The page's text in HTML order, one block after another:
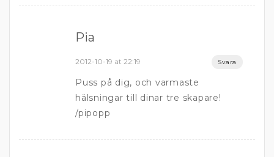
Pia
2012-10-19 at 22:19 Svara
Puss på dig, och varmaste
hälsningar till dinar tre skapare!
/pipopp